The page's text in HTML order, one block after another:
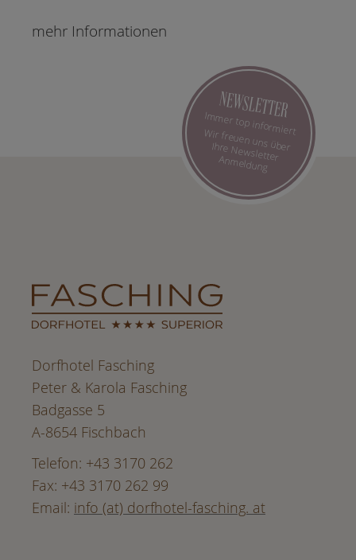
mehr Informationen
Dorfhotel Fasching
Peter & Karola Fasching
Badgasse 5
A-8654 Fischbach
Telefon: +43 3170 262
Fax: +43 3170 262 99
Email: info (at) dorfhotel-fasching. at
NEWSLETTER
Immer top informiert
Wir freuen uns über Ihre Newsletter Anmeldung